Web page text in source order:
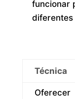
funcionar
diferentes
Técnica
Oferecer